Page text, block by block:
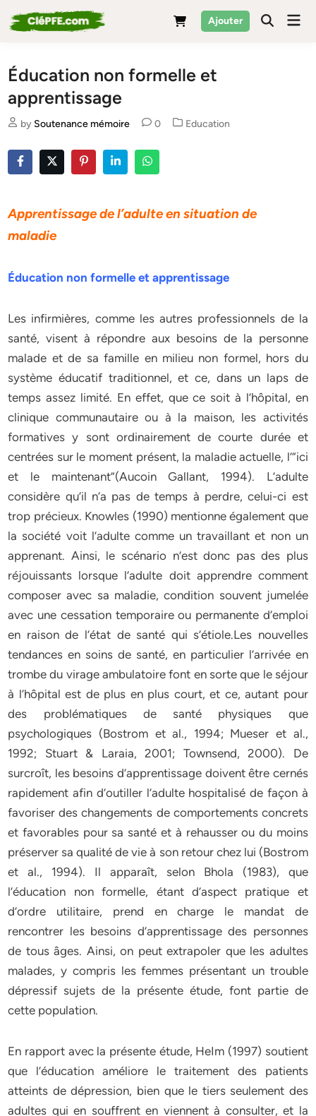
to
Ajouter
Éducation non formelle et
apprentissage
by Soutenance mémoire 0
Posted
Education
Apprentissage de l’adulte en situation de
maladie
Éducation non formelle et apprentissage
Les infirmières, comme les autres professionnels de la
santé, visent à répondre aux besoins de la personne
malade et de sa famille en milieu non formel, hors du
système éducatif traditionnel, et ce, dans un laps de
temps assez limité. En effet, que ce soit à l’hôpital, en
clinique communautaire ou à la maison, les activités
formatives y sont ordinairement de courte durée et
centrées sur le moment présent, la maladie actuelle, l’”ici
et le maintenant”(Aucoin Gallant, 1994). L’adulte
considère qu’il n’a pas de temps à perdre, celui-ci est
trop précieux. Knowles (1990) mentionne également que
la société voit l’adulte comme un travaillant et non un
apprenant. Ainsi, le scénario n’est donc pas des plus
réjouissants lorsque l’adulte doit apprendre comment
composer avec sa maladie, condition souvent jumelée
avec une cessation temporaire ou permanente d’emploi
en raison de l’état de santé qui s’étiole.Les nouvelles
tendances en soins de santé, en particulier l’arrivée en
trombe du virage ambulatoire font en sorte que le séjour
à l’hôpital est de plus en plus court, et ce, autant pour
des problématiques de santé physiques que
psychologiques (Bostrom et al., 1994; Mueser et al.,
1992; Stuart & Laraia, 2001; Townsend, 2000). De
surcroît, les besoins d’apprentissage doivent être cernés
rapidement afin d’outiller l’adulte hospitalisé de façon à
favoriser des changements de comportements concrets
et favorables pour sa santé et à rehausser ou du moins
préserver sa qualité de vie à son retour chez lui (Bostrom
et al., 1994). Il apparaît, selon Bhola (1983), que
l’éducation non formelle, étant d’aspect pratique et
d’ordre utilitaire, prend en charge le mandat de
rencontrer les besoins d’apprentissage des personnes
de tous âges. Ainsi, on peut extrapoler que les adultes
malades, y compris les femmes présentant un trouble
dépressif sujets de la présente étude, font partie de
cette population.
En rapport avec la présente étude, HeIm (1997) soutient
que l’éducation améliore le traitement des patients
atteints de dépression, bien que le tiers seulement des
adultes qui en souffrent en viennent à consulter, et la